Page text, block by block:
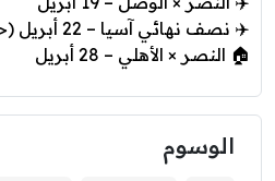
✈️ نصف نهائي آسيا – 22 أبريل (حال التأهل)
🏠 النصر × الأهلي – 28 أبريل
الوسوم